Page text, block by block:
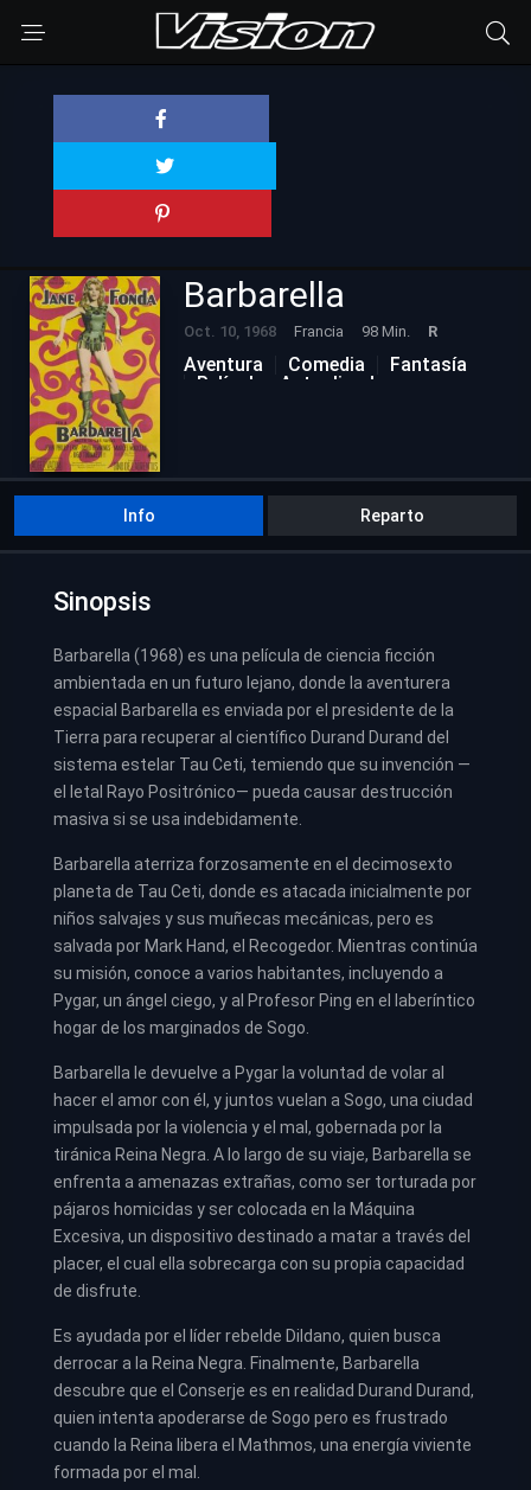
Barbarella
Oct. 10, 1968 Francia 98 Min. R
Aventura Comedia
Fantasía
Películas Actualizadas
Info Reparto
Sinopsis
Barbarella (1968) es una película de ciencia ficción
ambientada en un futuro lejano, donde la aventurera
espacial Barbarella es enviada por el presidente de la
Tierra para recuperar al científico Durand Durand del
sistema estelar Tau Ceti, temiendo que su invención —
el letal Rayo Positrónico— pueda causar destrucción
masiva si se usa indebidamente.
Barbarella aterriza forzosamente en el decimosexto
planeta de Tau Ceti, donde es atacada inicialmente por
niños salvajes y sus muñecas mecánicas, pero es
salvada por Mark Hand, el Recogedor. Mientras continúa
su misión, conoce a varios habitantes, incluyendo a
Pygar, un ángel ciego, y al Profesor Ping en el laberíntico
hogar de los marginados de Sogo.
Barbarella le devuelve a Pygar la voluntad de volar al
hacer el amor con él, y juntos vuelan a Sogo, una ciudad
impulsada por la violencia y el mal, gobernada por la
tiránica Reina Negra. A lo largo de su viaje, Barbarella se
enfrenta a amenazas extrañas, como ser torturada por
pájaros homicidas y ser colocada en la Máquina
Excesiva, un dispositivo destinado a matar a través del
placer, el cual ella sobrecarga con su propia capacidad
de disfrute.
Es ayudada por el líder rebelde Dildano, quien busca
derrocar a la Reina Negra. Finalmente, Barbarella
descubre que el Conserje es en realidad Durand Durand,
quien intenta apoderarse de Sogo pero es frustrado
cuando la Reina libera el Mathmos, una energía viviente
formada por el mal.